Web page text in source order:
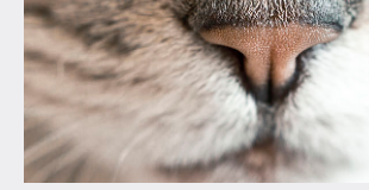
クラス参加にあたっての同意書
特定商取引にかかわる表示
プライバシーポリシー